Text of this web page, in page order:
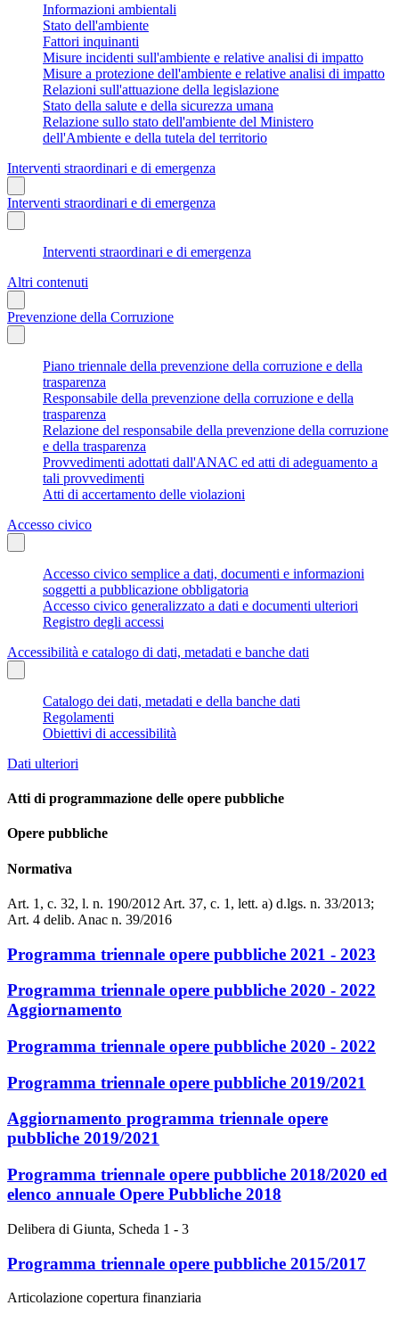
Informazioni ambientali
Stato dell'ambiente
Fattori inquinanti
Misure incidenti sull'ambiente e relative analisi di impatto
Misure a protezione dell'ambiente e relative analisi di impatto
Relazioni sull'attuazione della legislazione
Stato della salute e della sicurezza umana
Relazione sullo stato dell'ambiente del Ministero
dell'Ambiente e della tutela del territorio
Interventi straordinari e di emergenza
Interventi straordinari e di emergenza
Interventi straordinari e di emergenza
Altri contenuti
Prevenzione della Corruzione
Piano triennale della prevenzione della corruzione e della
trasparenza
Responsabile della prevenzione della corruzione e della
trasparenza
Relazione del responsabile della prevenzione della corruzione
e della trasparenza
Provvedimenti adottati dall'ANAC ed atti di adeguamento a
tali provvedimenti
Atti di accertamento delle violazioni
Accesso civico
Accesso civico semplice a dati, documenti e informazioni
soggetti a pubblicazione obbligatoria
Accesso civico generalizzato a dati e documenti ulteriori
Registro degli accessi
Accessibilità e catalogo di dati, metadati e banche dati
Catalogo dei dati, metadati e della banche dati
Regolamenti
Obiettivi di accessibilità
Dati ulteriori
Atti di programmazione delle opere pubbliche
Opere pubbliche
Normativa
Art. 1, c. 32, l. n. 190/2012 Art. 37, c. 1, lett. a) d.lgs. n. 33/2013;
Art. 4 delib. Anac n. 39/2016
Programma triennale opere pubbliche 2021 - 2023
Programma triennale opere pubbliche 2020 - 2022
Aggiornamento
Programma triennale opere pubbliche 2020 - 2022
Programma triennale opere pubbliche 2019/2021
Aggiornamento programma triennale opere
pubbliche 2019/2021
Programma triennale opere pubbliche 2018/2020 ed
elenco annuale Opere Pubbliche 2018
Delibera di Giunta, Scheda 1 - 3
Programma triennale opere pubbliche 2015/2017
Articolazione copertura finanziaria